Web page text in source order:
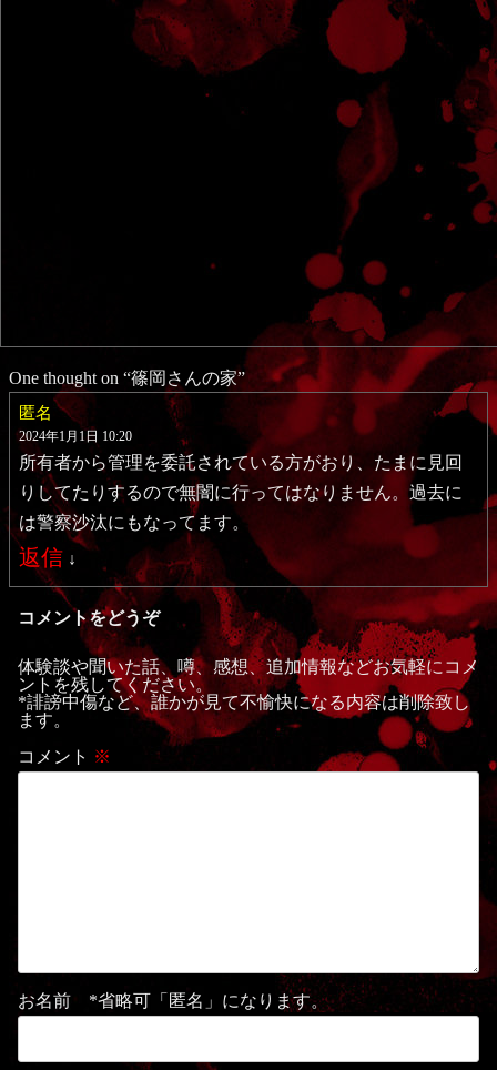
One thought on “篠岡さんの家”
匿名
2024年1月1日 10:20
所有者から管理を委託されている方がおり、たまに見回
りしてたりするので無闇に行ってはなりません。過去に
は警察沙汰にもなってます。
返信 ↓
コメントをどうぞ
体験談や聞いた話、噂、感想、追加情報などお気軽にコメ
ントを残してください。
*誹謗中傷など、誰かが見て不愉快になる内容は削除致し
ます。
コメント ※
お名前 *省略可「匿名」になります。